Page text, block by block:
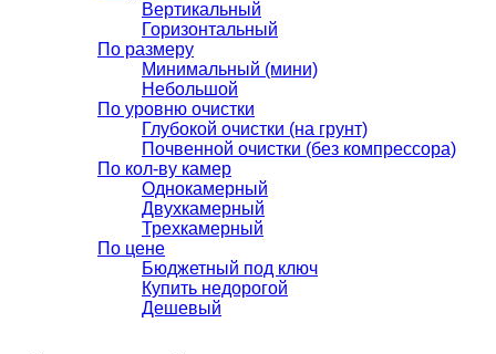
Вертикальный
Горизонтальный
По размеру
Минимальный (мини)
Небольшой
По уровню очистки
Глубокой очистки (на грунт)
Почвенной очистки (без компрессора)
По кол-ву камер
Однокамерный
Двухкамерный
Трехкамерный
По цене
Бюджетный под ключ
Купить недорогой
Дешевый